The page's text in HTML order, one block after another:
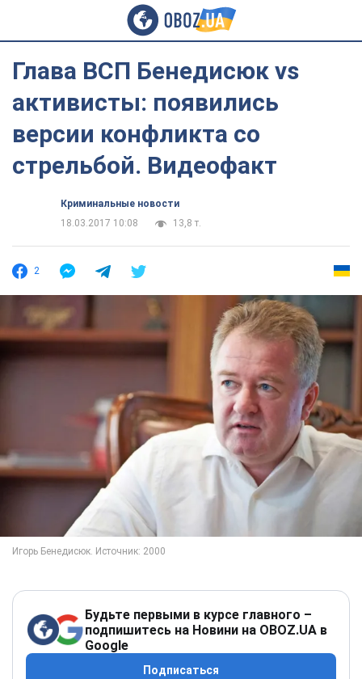
Глава ВСП Бенедисюк vs
активисты: появились
версии конфликта со
стрельбой. Видеофакт
Криминальные новости
18.03.2017 10:08
13,8 т.
2
Будьте первыми в курсе главного –
подпишитесь на Новини на OBOZ.UA в
Google
Подписаться